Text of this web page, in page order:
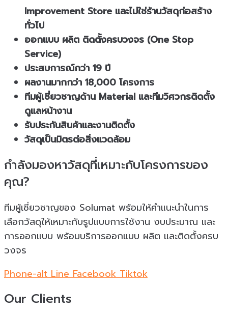
Improvement Store และไม่ใช่ร้านวัสดุก่อสร้าง
ทั่วไป
ออกแบบ ผลิต ติดตั้งครบวงจร (One Stop
Service)
ประสบการณ์กว่า 19 ปี
ผลงานมากกว่า 18,000 โครงการ
ทีมผู้เชี่ยวชาญด้าน Material และทีมวิศวกรติดตั้ง
ดูแลหน้างาน
รับประกันสินค้าและงานติดตั้ง
วัสดุเป็นมิตรต่อสิ่งแวดล้อม
กำลังมองหาวัสดุที่เหมาะกับโครงการของ
คุณ?
ทีมผู้เชี่ยวชาญของ Solumat พร้อมให้คำแนะนำในการ
เลือกวัสดุให้เหมาะกับรูปแบบการใช้งาน งบประมาณ และ
การออกแบบ พร้อมบริการออกแบบ ผลิต และติดตั้งครบ
วงจร
Phone-alt Line Facebook Tiktok
Our Clients